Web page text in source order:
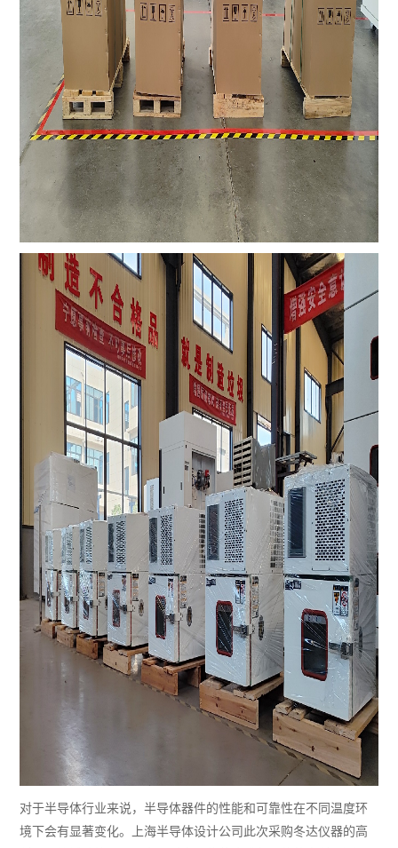
对于半导体行业来说，半导体器件的性能和可靠性在不同温度环
境下会有显著变化。上海半导体设计公司此次采购冬达仪器的高